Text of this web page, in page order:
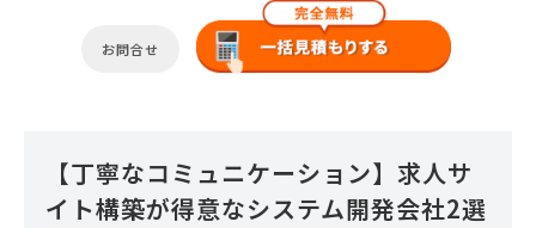
お問合せ
【丁寧なコミュニケーション】求人サ
イト構築が得意なシステム開発会社2選